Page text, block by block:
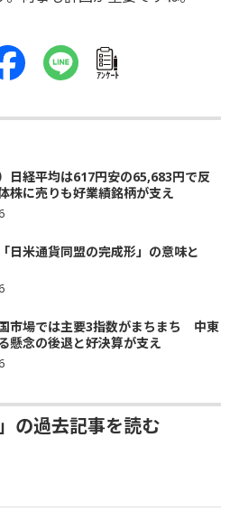
ｱﾝｹｰﾄ
）日経平均は617円安の65,683円で反
に売りも好業績銘柄が支え
日米通貨同盟の完成形」の意味と
国市場では主要3指数がまちまち 中東
懸念の後退と好決算が支え
の過去記事を読む